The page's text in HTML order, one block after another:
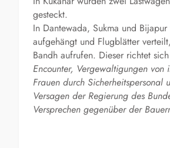
gesteckt.
In Dantewada, Sukma und
aufgehängt und Flugblätter
Bandh aufrufen. Dieser richtet
Encounter, Vergewaltigungen von
Frauen durch Sicherheitspersonal
Versagen der Regierung des
Versprechen gegenüber der